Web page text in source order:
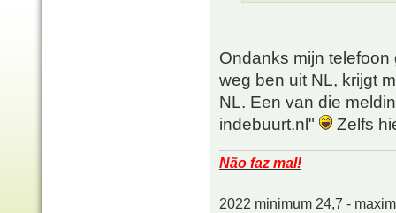
Ondanks mijn
weg ben uit NL, krijgt
NL. Een van die
indebuurt.nl"
Zelfs
Não faz mal!
2022 minimum 24,7 -